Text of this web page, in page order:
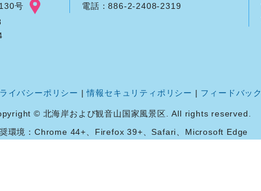
号
電話：886-2-2408-2319
イバシーポリシー |情報セキュリティポリシー | フィードバック
© 北海岸および観音山国家風景区. All rights reserved.
環境：Chrome 44+、Firefox 39+、Safari、Microsoft Edge